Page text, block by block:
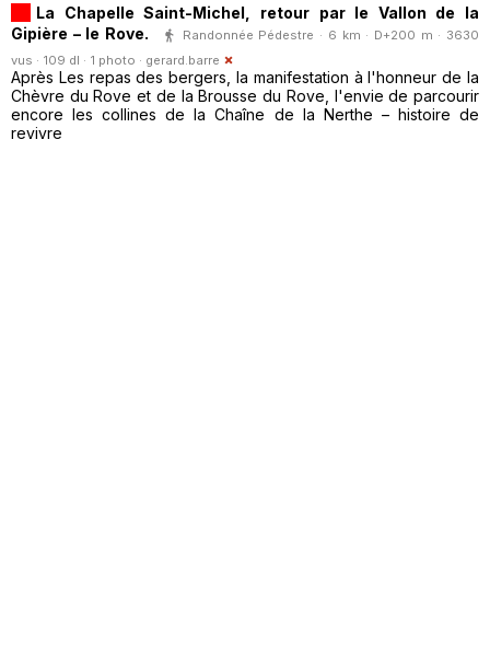
La Chapelle Saint-Michel, retour par le Vallon de la
Gipière – le Rove.
Randonnée Pédestre · 6 km · D+200 m · 3630
vus · 109 dl · 1 photo · gerard.barre
Après Les repas des bergers, la manifestation à l'honneur de la
Chèvre du Rove et de la Brousse du Rove, l'envie de parcourir
encore les collines de la Chaîne de la Nerthe – histoire de
revivre